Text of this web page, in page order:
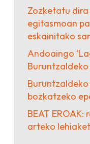
Zozketatu
egitasmoan
eskainitako
Andoaingo
bozkatzeko
BEAT
arteko